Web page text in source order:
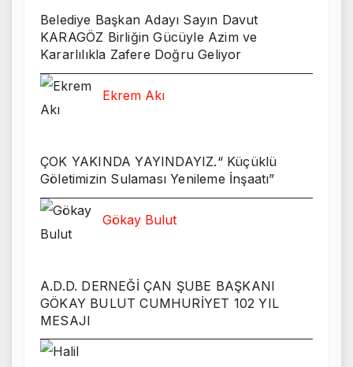
Belediye Başkan Adayı Sayın Davut
KARAGÖZ Birliğin Gücüyle Azim ve
Kararlılıkla Zafere Doğru Geliyor
Ekrem Akı
ÇOK YAKINDA YAYINDAYIZ.“ Küçüklü
Göletimizin Sulaması Yenileme İnşaatı”
Gökay Bulut
A.D.D. DERNEĞİ ÇAN ŞUBE BAŞKANI
GÖKAY BULUT CUMHURİYET 102 YIL
MESAJI